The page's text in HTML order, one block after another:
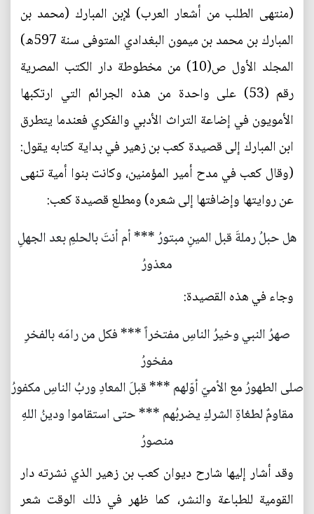
(منتهى الطلب من أشعار العرب) لإبن المبارك (محمد بن
المبارك بن محمد بن ميمون البغدادي المتوفى سنة 597ه)
المجلد الأول ص(10) من مخطوطة دار الكتب المصرية
رقم (53) على واحدة من هذه الجرائم التي ارتكبها
الأمويون في إضاعة التراث الأدبي والفكري فعندما يتطرق
ابن المبارك إلى قصيدة كعب بن زهير في بداية كتابه يقول:
(وقال كعب في مدح أمير المؤمنين، وكانت بنوا أمية تنهى
عن روايتها وإضافتها إلى شعره) ومطلع قصيدة كعب:
هل حبلُ رملةَ قبل المينِ مبتورُ *** أم أنتَ بالحلمِ بعد الجهلِ
معذورُ
وجاء في هذه القصيدة:
صهرُ النبي وخيرُ الناسِ مفتخراً *** فكل من رامَه بالفخرِ
مفخورُ
صلى الطهورُ مع الأميّ أوّلهم *** قبلَ المعادِ وربُ الناسِ مكفورُ
مقاومٌ لطغاةِ الشركِ يضربُهم *** حتى استقاموا ودينُ اللهِ
منصورُ
وقد أشار إليها شارح ديوان كعب بن زهير الذي نشرته دار
القومية للطباعة والنشر، كما ظهر في ذلك الوقت شعر